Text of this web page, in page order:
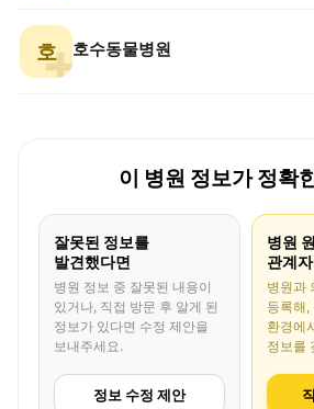
호 호수동물병원
이 병원 정보가 정확
잘못된 정보를
발견했다면
병원 정보 중 잘못된 내용이
있거나, 직접 방문 후 알게 된
정보가 있다면 수정 제안을
보내주세요.
정보 수정 제안
병원
관계
병원과
등록해,
환경에
정보를